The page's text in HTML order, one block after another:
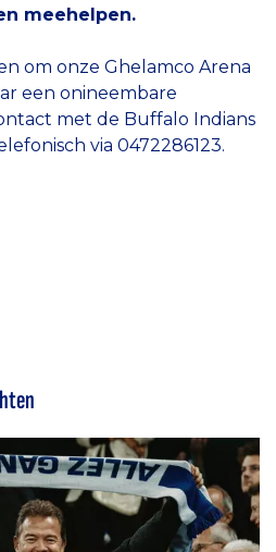
meehelpen.
om onze Ghelamco Arena
een onineembare
met de Buffalo Indians
via 0472286123.